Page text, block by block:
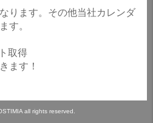
ります。その他当社カレンダ
す。
取得
ます！
all rights reserved.